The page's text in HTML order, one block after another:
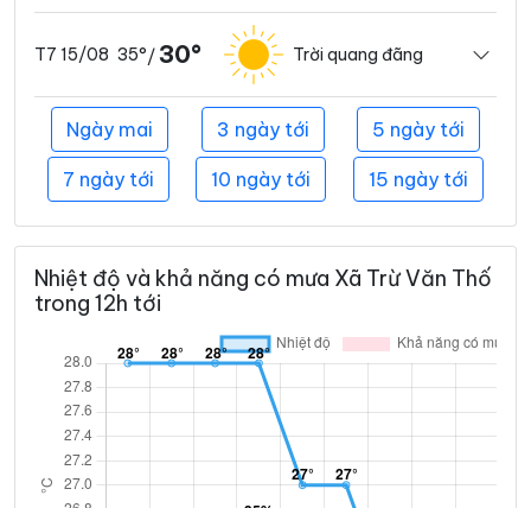
T7 15/08 35°/ 30° Trời quang đãng
Ngày mai 3 ngày tới 5 ngày tới
7 ngày tới 10 ngày tới 15 ngày tới
Nhiệt độ và khả năng có mưa Xã Trừ Văn Thố
trong 12h tới